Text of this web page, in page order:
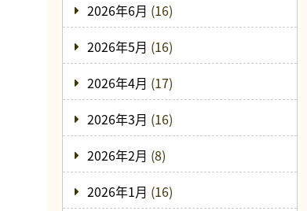
2026年6月 (16)
2026年5月 (16)
2026年4月 (17)
2026年3月 (16)
2026年2月 (8)
2026年1月 (16)